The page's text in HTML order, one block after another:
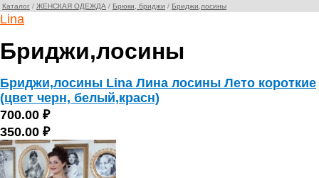
Каталог / ЖЕНСКАЯ ОДЕЖДА / Брюки, бриджи / Бриджи,лосины
Lina
Бриджи,лосины
Бриджи,лосины Lina Лина лосины Лето короткие
(цвет черн, белый,красн)
700.00 ₽
350.00 ₽